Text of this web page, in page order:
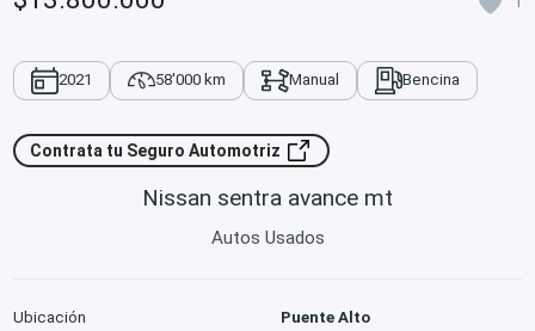
2021 58'000 km Manual Bencina
Contrata tu Seguro Automotriz
Nissan sentra avance mt
Autos Usados
Ubicación
Puente Alto